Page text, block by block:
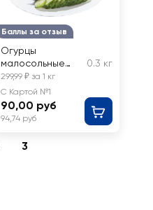
Баллы за отзыв
Огурцы
малосольные
ЛЕНТА FRESH,
весовые
0.3 кг
299,99 ₽ за 1 кг
С Картой №1
90,00 руб
94,74 руб
3